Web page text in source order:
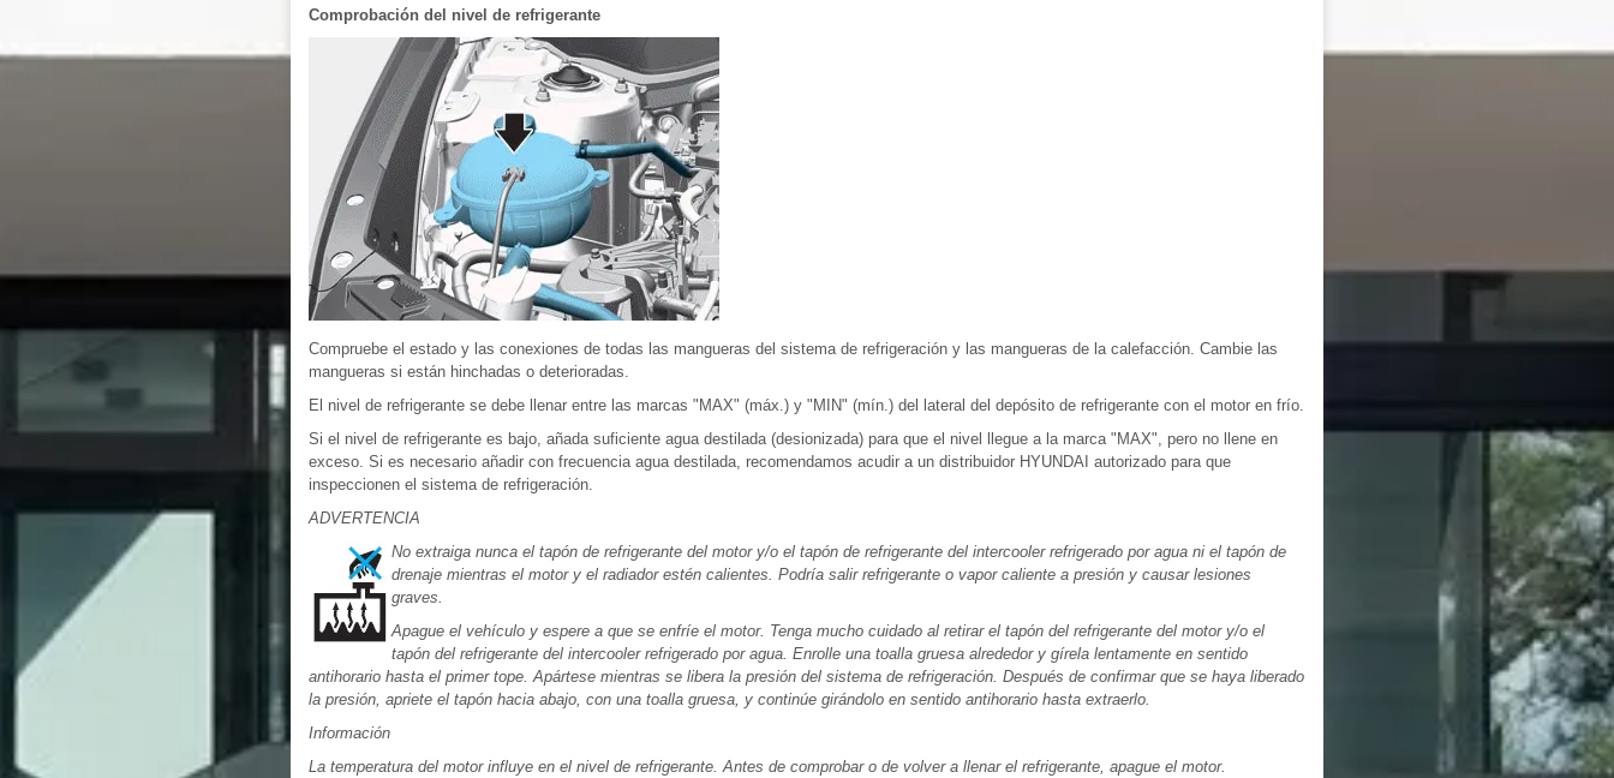
Comprobación del nivel de refrigerante
Compruebe el estado y las conexiones de todas las mangueras del sistema de refrigeración y las mangueras de la calefacción. Cambie las
mangueras si están hinchadas o deterioradas.
El nivel de refrigerante se debe llenar entre las marcas "MAX" (máx.) y "MIN" (mín.) del lateral del depósito de refrigerante con el motor en frío.
Si el nivel de refrigerante es bajo, añada suficiente agua destilada (desionizada) para que el nivel llegue a la marca "MAX", pero no llene en
exceso. Si es necesario añadir con frecuencia agua destilada, recomendamos acudir a un distribuidor HYUNDAI autorizado para que
inspeccionen el sistema de refrigeración.
ADVERTENCIA
No extraiga nunca el tapón de refrigerante del motor y/o el tapón de refrigerante del intercooler refrigerado por agua ni el tapón de
drenaje mientras el motor y el radiador estén calientes. Podría salir refrigerante o vapor caliente a presión y causar lesiones
graves.
Apague el vehículo y espere a que se enfríe el motor. Tenga mucho cuidado al retirar el tapón del refrigerante del motor y/o el
tapón del refrigerante del intercooler refrigerado por agua. Enrolle una toalla gruesa alrededor y gírela lentamente en sentido
antihorario hasta el primer tope. Apártese mientras se libera la presión del sistema de refrigeración. Después de confirmar que se haya liberado
la presión, apriete el tapón hacia abajo, con una toalla gruesa, y continúe girándolo en sentido antihorario hasta extraerlo.
Información
La temperatura del motor influye en el nivel de refrigerante. Antes de comprobar o de volver a llenar el refrigerante, apague el motor.